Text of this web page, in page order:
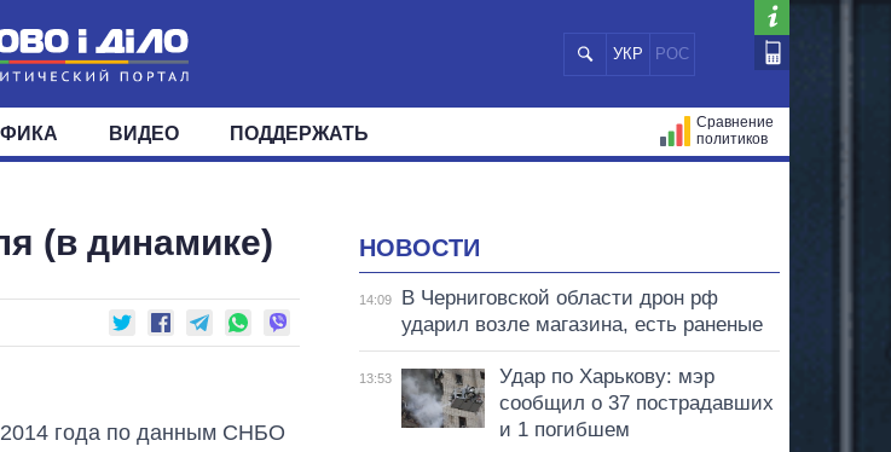
УКР РОС
ЭКОНОМИКА ОБЩЕСТВО МИР
КОМИТЕТЫ ФРАКЦИИ ОКРУГА
ВИДЕО ПОДДЕРЖАТЬ
Сравнение
политиков
(в динамике)
2014 года по данным СНБО
НОВОСТИ
14:09
В Черниговской области дрон рф
ударил возле магазина, есть раненые
13:53
Удар по Харькову: мэр
сообщил о 37 пострадавших
и 1 погибшем